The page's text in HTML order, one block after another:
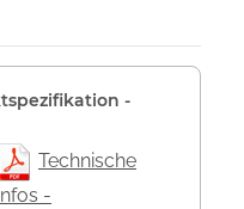
-
Technische
-